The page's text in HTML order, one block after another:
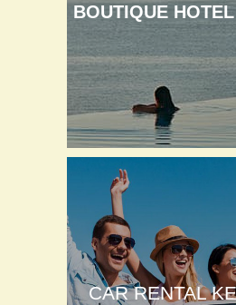
BOUTIQUE
CAR RENTAL